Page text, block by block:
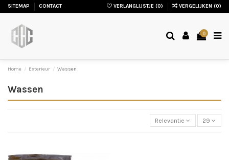
SITEMAP CONTACT VERLANGLIJSTJE (0) VERGELIJKEN (0)
0
Home Exterieur Wassen
Wassen
Relevantie 29